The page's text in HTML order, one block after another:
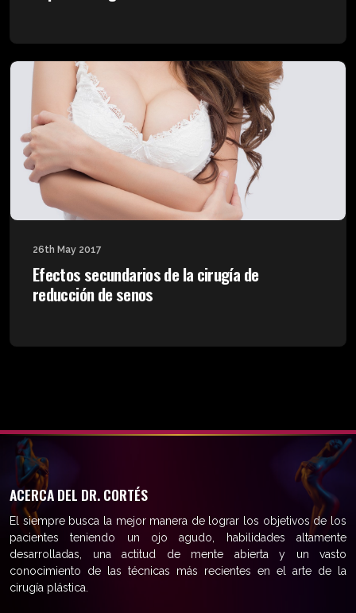
26th May 2017
Efectos secundarios de la cirugía de
reducción de senos
ACERCA DEL DR. CORTÉS
El siempre busca la mejor manera de lograr los objetivos de los
pacientes teniendo un ojo agudo, habilidades altamente
desarrolladas, una actitud de mente abierta y un vasto
conocimiento de las técnicas más recientes en el arte de la
cirugía plástica.